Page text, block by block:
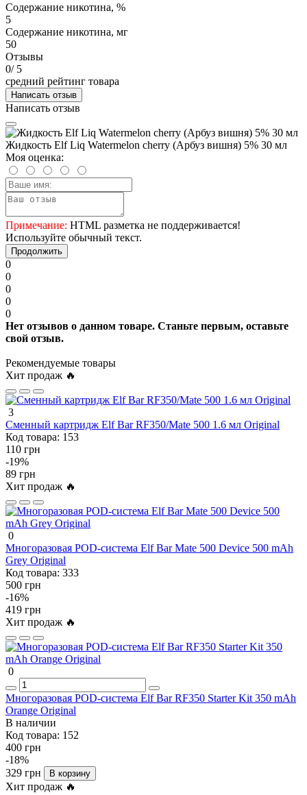
Содержание никотина, %
5
Содержание никотина, мг
50
Отзывы
0/ 5
средний рейтинг товара
Написать отзыв
Написать отзыв
Жидкость Elf Liq Watermelon cherry (Арбуз вишня) 5% 30 мл
Моя оценка:
Примечание: HTML разметка не поддерживается!
Используйте обычный текст.
Продолжить
0
0
0
0
0
Нет отзывов о данном товаре. Станьте первым, оставьте
свой отзыв.
Рекомендуемые товары
Хит продаж 🔥
3
Сменный картридж Elf Bar RF350/Mate 500 1.6 мл Original
Код товара: 153
110 грн
-19%
89 грн
Хит продаж 🔥
0
Многоразовая POD-система Elf Bar Mate 500 Device 500 mAh
Grey Original
Код товара: 333
500 грн
-16%
419 грн
Хит продаж 🔥
0
Многоразовая POD-система Elf Bar RF350 Starter Kit 350 mAh
Orange Original
В наличии
Код товара: 152
400 грн
-18%
329 грн
В корзину
Хит продаж 🔥